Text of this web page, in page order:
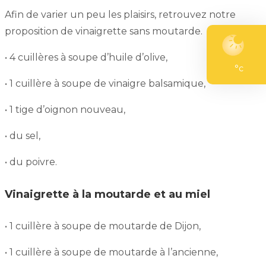
°c
Afin de varier un peu les plaisirs, retrouvez notre
proposition de vinaigrette sans moutarde.
• 4 cuillères à soupe d’huile d’olive,
• 1 cuillère à soupe de vinaigre balsamique,
• 1 tige d’oignon nouveau,
• du sel,
• du poivre.
Vinaigrette à la moutarde et au miel
• 1 cuillère à soupe de moutarde de Dijon,
• 1 cuillère à soupe de moutarde à l’ancienne,